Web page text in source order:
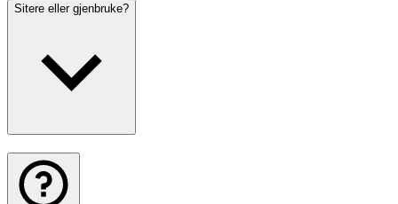
Sitere eller gjenbruke?